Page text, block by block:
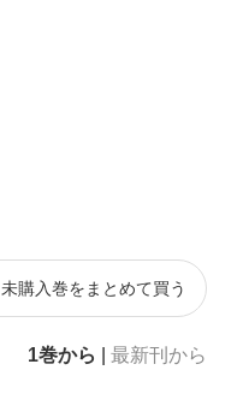
未購入巻をまとめて買う
1巻から 最新刊から